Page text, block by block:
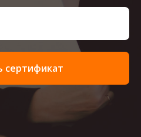
сертификат